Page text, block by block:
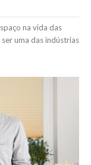
na vida das
uma das indústrias